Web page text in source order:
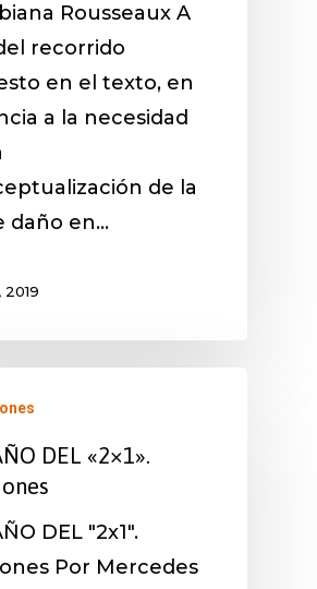
Rousseaux A
recorrido
en el texto, en
a la necesidad
de la
daño en…
DEL «2×1».
DEL "2x1".
Por Mercedes